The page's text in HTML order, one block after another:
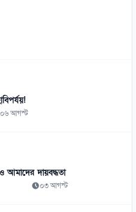
০৬ আগস্ট
আমাদের দায়বদ্ধতা
০৩ আগস্ট